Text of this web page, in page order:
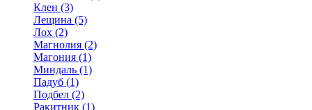
Клен (3)
Лещина (5)
Лох (2)
Магнолия (2)
Магония (1)
Миндаль (1)
Падуб (1)
Подбел (2)
Ракитник (1)